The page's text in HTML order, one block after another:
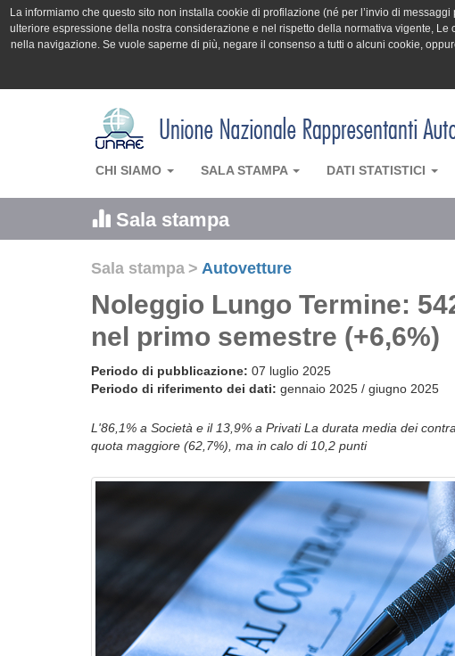
La informiamo che questo sito non installa cookie di profilazione (né per l’invio di
ulteriore espressione della nostra considerazione e nel rispetto della normativa vigente,
nella navigazione. Se vuole saperne di più, negare il consenso a tutti o alcuni cookie,
CHI SIAMO SALA STAMPA DATI STATISTICI
Sala stampa
Sala stampa > Autovetture
Noleggio Lungo Termine:
nel primo semestre (+6,6%)
Periodo di pubblicazione: 07 luglio 2025
Periodo di riferimento dei dati: gennaio 2025 / giugno 2025
L'86,1% a Società e il 13,9% a Privati La durata media dei
quota maggiore (62,7%), ma in calo di 10,2 punti